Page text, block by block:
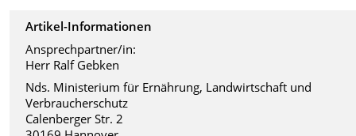
Artikel-Informationen
Ansprechpartner/in:
Herr Ralf Gebken
Nds. Ministerium für Ernährung, Landwirtschaft und
Verbraucherschutz
Calenberger Str. 2